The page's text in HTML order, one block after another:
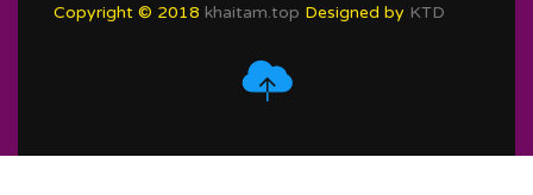
Copyright © 2018 khaitam.top Designed by KTD